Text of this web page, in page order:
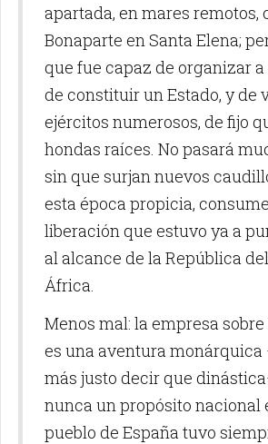
apartada, en mares remotos,
Bonaparte en Santa Elena;
que fue capaz de organizar
de constituir un Estado, y de
ejércitos numerosos, de fijo
hondas raíces. No pasará
sin que surjan nuevos
esta época propicia,
liberación que estuvo ya a
al alcance de la República
África.
Menos mal: la empresa
es una aventura monárquica
más justo decir que
nunca un propósito nacional
pueblo de España tuvo